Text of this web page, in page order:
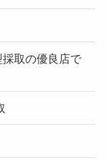
取の優良店で